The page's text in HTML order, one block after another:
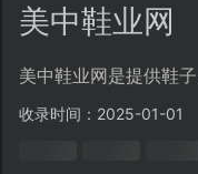
美中鞋业网
美中鞋业网是提供鞋
收录时间：2025-01-01